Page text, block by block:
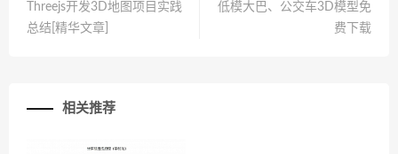
Threejs开发3D地图项目实践
总结[精华文章]
低模大巴、公交车3D模型免
费下载
相关推荐